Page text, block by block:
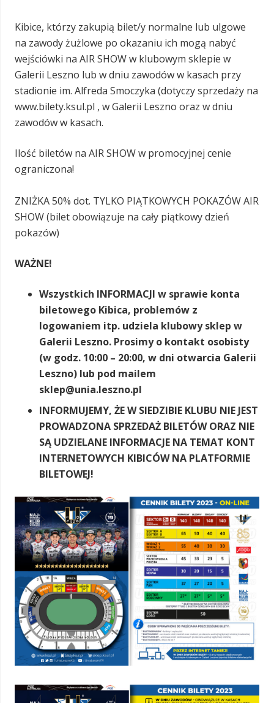
Kibice, którzy zakupią bilet/y normalne lub ulgowe
na zawody żużlowe po okazaniu ich mogą nabyć
wejściówki na AIR SHOW w klubowym sklepie w
Galerii Leszno lub w dniu zawodów w kasach przy
stadionie im. Alfreda Smoczyka (dotyczy sprzedaży na
www.bilety.ksul.pl , w Galerii Leszno oraz w dniu
zawodów w kasach.
Ilość biletów na AIR SHOW w promocyjnej cenie
ograniczona!
ZNIŻKA 50% dot. TYLKO PIĄTKOWYCH POKAZÓW AIR
SHOW (bilet obowiązuje na cały piątkowy dzień
pokazów)
WAŻNE!
Wszystkich INFORMACJI w sprawie konta
biletowego Kibica, problemów z
logowaniem itp. udziela klubowy sklep w
Galerii Leszno. Prosimy o kontakt osobisty
(w godz. 10:00 – 20:00, w dni otwarcia Galerii
Leszno) lub pod mailem
sklep@unia.leszno.pl
INFORMUJEMY, ŻE W SIEDZIBIE KLUBU NIE JEST
PROWADZONA SPRZEDAŻ BILETÓW ORAZ NIE
SĄ UDZIELANE INFORMACJE NA TEMAT KONT
INTERNETOWYCH KIBICÓW NA PLATFORMIE
BILETOWEJ!